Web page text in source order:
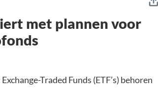
met plannen voor
Traded Funds (ETF’s) behoren